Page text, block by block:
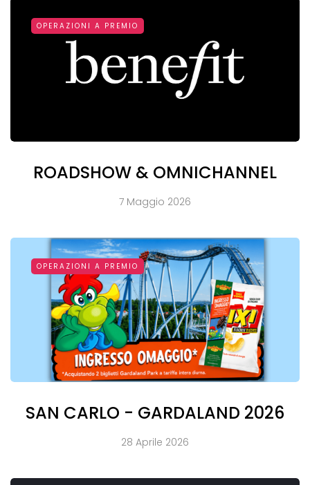
OPERAZIONI A PREMIO
ROADSHOW & OMNICHANNEL
7 Maggio 2026
OPERAZIONI A PREMIO
SAN CARLO - GARDALAND 2026
28 Aprile 2026